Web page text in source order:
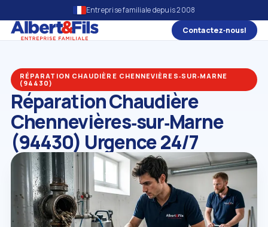
Entreprise familiale depuis 2008
Contactez‑nous!
RÉPARATION CHAUDIÈRE CHENNEVIÈRES‑SUR‑MARNE
(94430)
Réparation Chaudière
Chennevières‑sur‑Marne
(94430) Urgence 24/7